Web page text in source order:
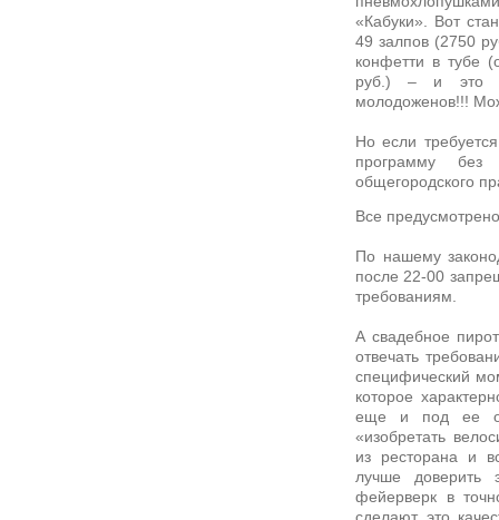
«Кабуки». Вот
49 залпов (2750
конфетти в тубе
руб.) – и это
молодоженов!!!
Но если
программу без
общегородского
Все предусмотрено
По нашему
после 22-00
требованиям.
А свадебное
отвечать
специфический
которое
еще и под ее
«изобретать
из ресторана и
лучше доверить
фейерверк в